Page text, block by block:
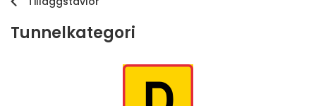
Tunnelkategori